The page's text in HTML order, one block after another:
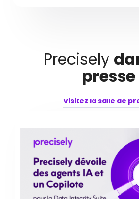
Precisely
presse
Visitez la salle de